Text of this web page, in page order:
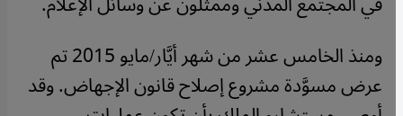
ومنذ الخامس عشر من شهر أيَّار/مايو 2015 تم
عرض مسوَّدة مشروع إصلاح قانون الإجهاض. وقد